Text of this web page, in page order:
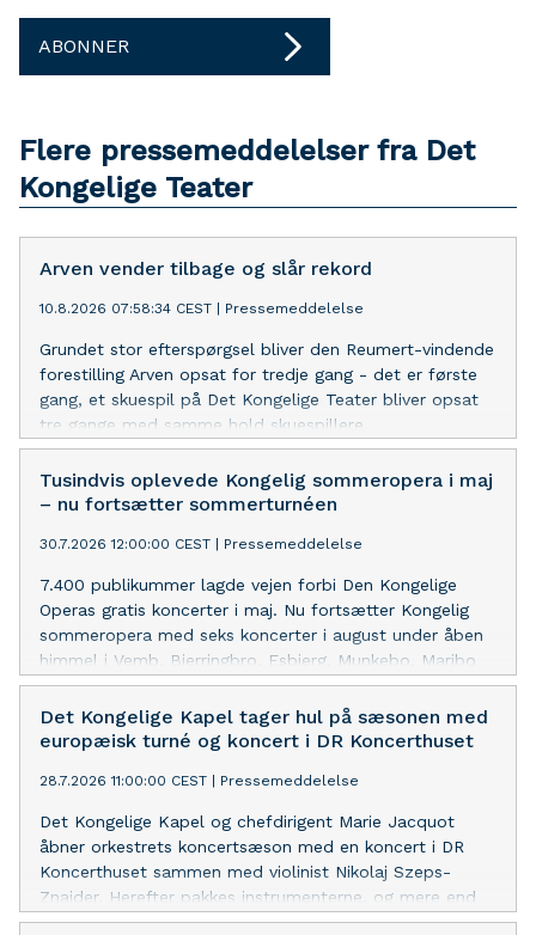
ABONNER
Flere pressemeddelelser fra Det
Kongelige Teater
Arven vender tilbage og slår rekord
10.8.2026 07:58:34 CEST | Pressemeddelelse
Grundet stor efterspørgsel bliver den Reumert-vindende
forestilling Arven opsat for tredje gang - det er første
gang, et skuespil på Det Kongelige Teater bliver opsat
tre gange med samme hold skuespillere.
Tusindvis oplevede Kongelig sommeropera i maj
– nu fortsætter sommerturnéen
30.7.2026 12:00:00 CEST | Pressemeddelelse
7.400 publikummer lagde vejen forbi Den Kongelige
Operas gratis koncerter i maj. Nu fortsætter Kongelig
sommeropera med seks koncerter i august under åben
himmel i Vemb, Bjerringbro, Esbjerg, Munkebo, Maribo
og Rungsted.
Det Kongelige Kapel tager hul på sæsonen med
europæisk turné og koncert i DR Koncerthuset
28.7.2026 11:00:00 CEST | Pressemeddelelse
Det Kongelige Kapel og chefdirigent Marie Jacquot
åbner orkestrets koncertsæson med en koncert i DR
Koncerthuset sammen med violinist Nikolaj Szeps-
Znaider. Herefter pakkes instrumenterne, og mere end
100 musikere tager videre på turné til Concertgebouw i